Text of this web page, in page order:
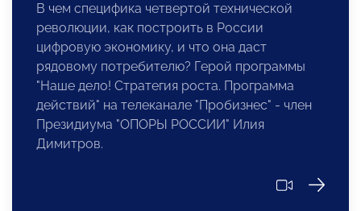
В чем специфика четвертой технической
революции, как построить в России
цифровую экономику, и что она даст
рядовому потребителю? Герой программы
"Наше дело! Стратегия роста. Программа
действий" на телеканале "Пробизнес" - член
Президиума "ОПОРЫ РОССИИ" Илия
Димитров.